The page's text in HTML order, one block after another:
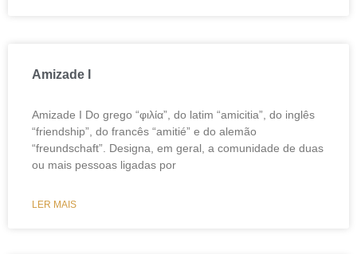
Amizade I
Amizade I Do grego “φιλία”, do latim “amicitia”, do inglês
“friendship”, do francês “amitié” e do alemão
“freundschaft”. Designa, em geral, a comunidade de duas
ou mais pessoas ligadas por
LER MAIS